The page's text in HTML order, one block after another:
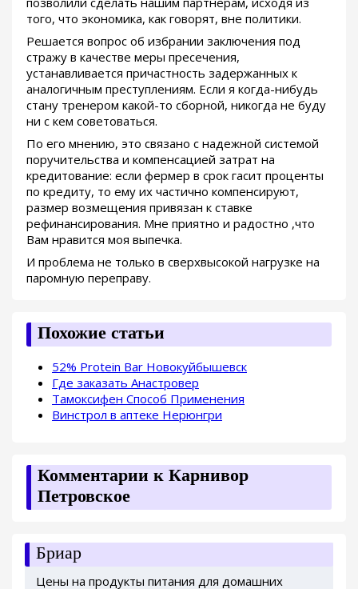
того, что экономика, как говорят, вне политики.
Решается вопрос об избрании заключения под
стражу в качестве меры пресечения,
устанавливается причастность задержанных к
аналогичным преступлениям. Если я когда-нибудь
стану тренером какой-то сборной, никогда не буду
ни с кем советоваться.
По его мнению, это связано с надежной системой
поручительства и компенсацией затрат на
кредитование: если фермер в срок гасит проценты
по кредиту, то ему их частично компенсируют,
размер возмещения привязан к ставке
рефинансирования. Мне приятно и радостно ,что
Вам нравится моя выпечка.
И проблема не только в сверхвысокой нагрузке на
паромную переправу.
Похожие статьи
52% Protein Bar Новокуйбышевск
Где заказать Анастровер
Тамоксифен Способ Применения
Винстрол в аптеке Нерюнгри
Комментарии к Карнивор
Петровское
Бриар
Цены на продукты питания для домашних